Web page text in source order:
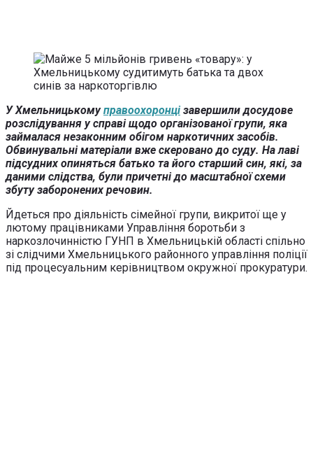
У Хмельницькомуправоохоронцізавершили досудове
розслідування у справі щодо організованої групи, яка
займалася незаконним обігом наркотичних засобів.
Обвинувальні матеріали вже скеровано до суду. На лаві
підсудних опиняться батько та його старший син, які, за
даними слідства, були причетні до масштабної схеми
збуту заборонених речовин.
Йдеться про діяльність сімейної групи, викритої ще у
лютому працівниками Управління боротьби з
наркозлочинністю ГУНП в Хмельницькій області спільно
зі слідчими Хмельницького районного управління поліції
під процесуальним керівництвом окружної прокуратури.